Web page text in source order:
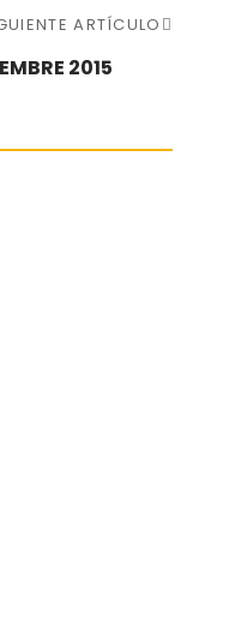
ARTÍCULO
2015